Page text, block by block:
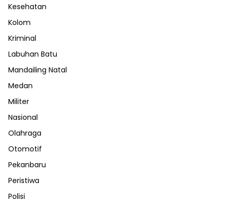
Kesehatan
Kolom
Kriminal
Labuhan Batu
Mandailing Natal
Medan
Militer
Nasional
Olahraga
Otomotif
Pekanbaru
Peristiwa
Polisi